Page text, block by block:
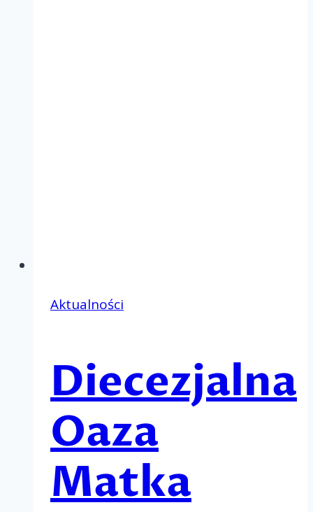
Aktualności
Diecezjalna
Oaza
Matka